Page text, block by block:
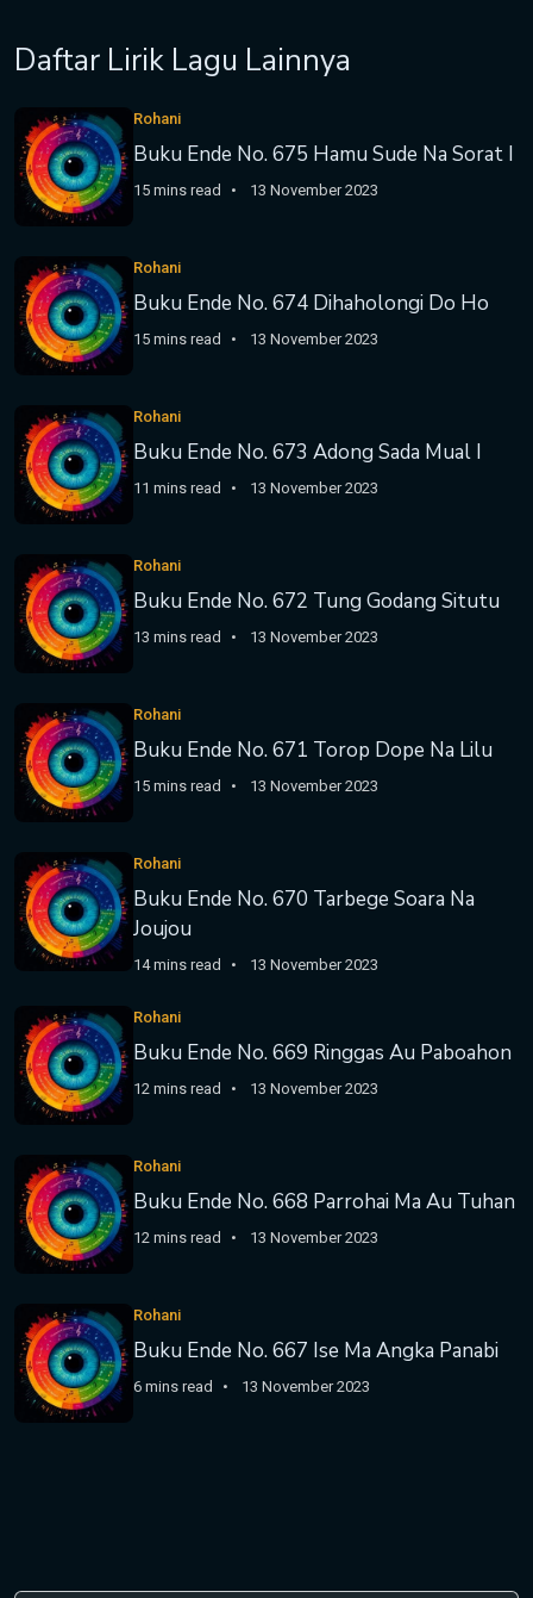
Daftar Lirik Lagu Lainnya
Rohani
Buku Ende No. 675 Hamu Sude Na Sorat I
15 mins read 13 November 2023
Rohani
Buku Ende No. 674 Dihaholongi Do Ho
15 mins read 13 November 2023
Rohani
Buku Ende No. 673 Adong Sada Mual I
11 mins read 13 November 2023
Rohani
Buku Ende No. 672 Tung Godang Situtu
13 mins read 13 November 2023
Rohani
Buku Ende No. 671 Torop Dope Na Lilu
15 mins read 13 November 2023
Rohani
Buku Ende No. 670 Tarbege Soara Na
Joujou
14 mins read 13 November 2023
Rohani
Buku Ende No. 669 Ringgas Au Paboahon
12 mins read 13 November 2023
Rohani
Buku Ende No. 668 Parrohai Ma Au Tuhan
12 mins read 13 November 2023
Rohani
Buku Ende No. 667 Ise Ma Angka Panabi
6 mins read 13 November 2023